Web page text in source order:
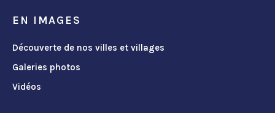
EN IMAGES
Découverte de nos villes et villages
Galeries photos
Vidéos